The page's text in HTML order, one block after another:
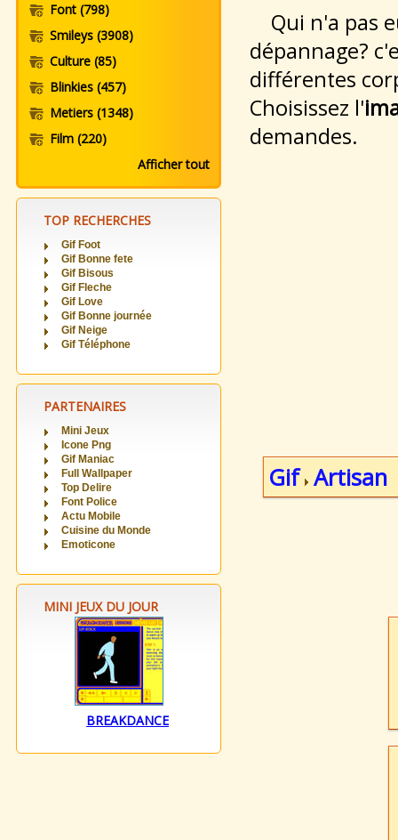
Font (798)
Smileys (3908)
Culture (85)
Blinkies (457)
Metiers (1348)
Film (220)
Afficher tout
TOP RECHERCHES
Gif Foot
Gif Bonne fete
Gif Bisous
Gif Fleche
Gif Love
Gif Bonne journée
Gif Neige
Gif Téléphone
PARTENAIRES
Mini Jeux
Icone Png
Gif Maniac
Full Wallpaper
Top Delire
Font Police
Actu Mobile
Cuisine du Monde
Emoticone
MINI JEUX DU JOUR
BREAKDANCE
Qui n'a pas
dépannage?
différentes
Choisissez l'
demandes.
Gif Artisan